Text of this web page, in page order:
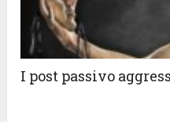
I post passivo